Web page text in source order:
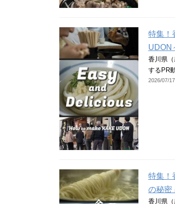
特集！
UDON
香川県
するPR
2026/07/17
特集！
の秘密
香川県